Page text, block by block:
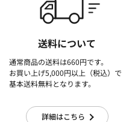
送料について
通常商品の送料は660円です。
お買い上げ5,000円以上（税込）で
基本送料無料となります。
詳細はこちら